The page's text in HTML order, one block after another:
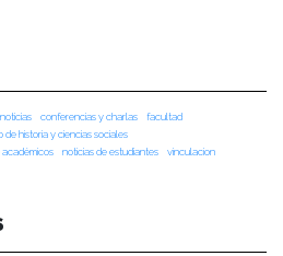
conferencias y charlas
facultad
de historia y ciencias sociales
académicos noticias de estudiantes
vinculacion